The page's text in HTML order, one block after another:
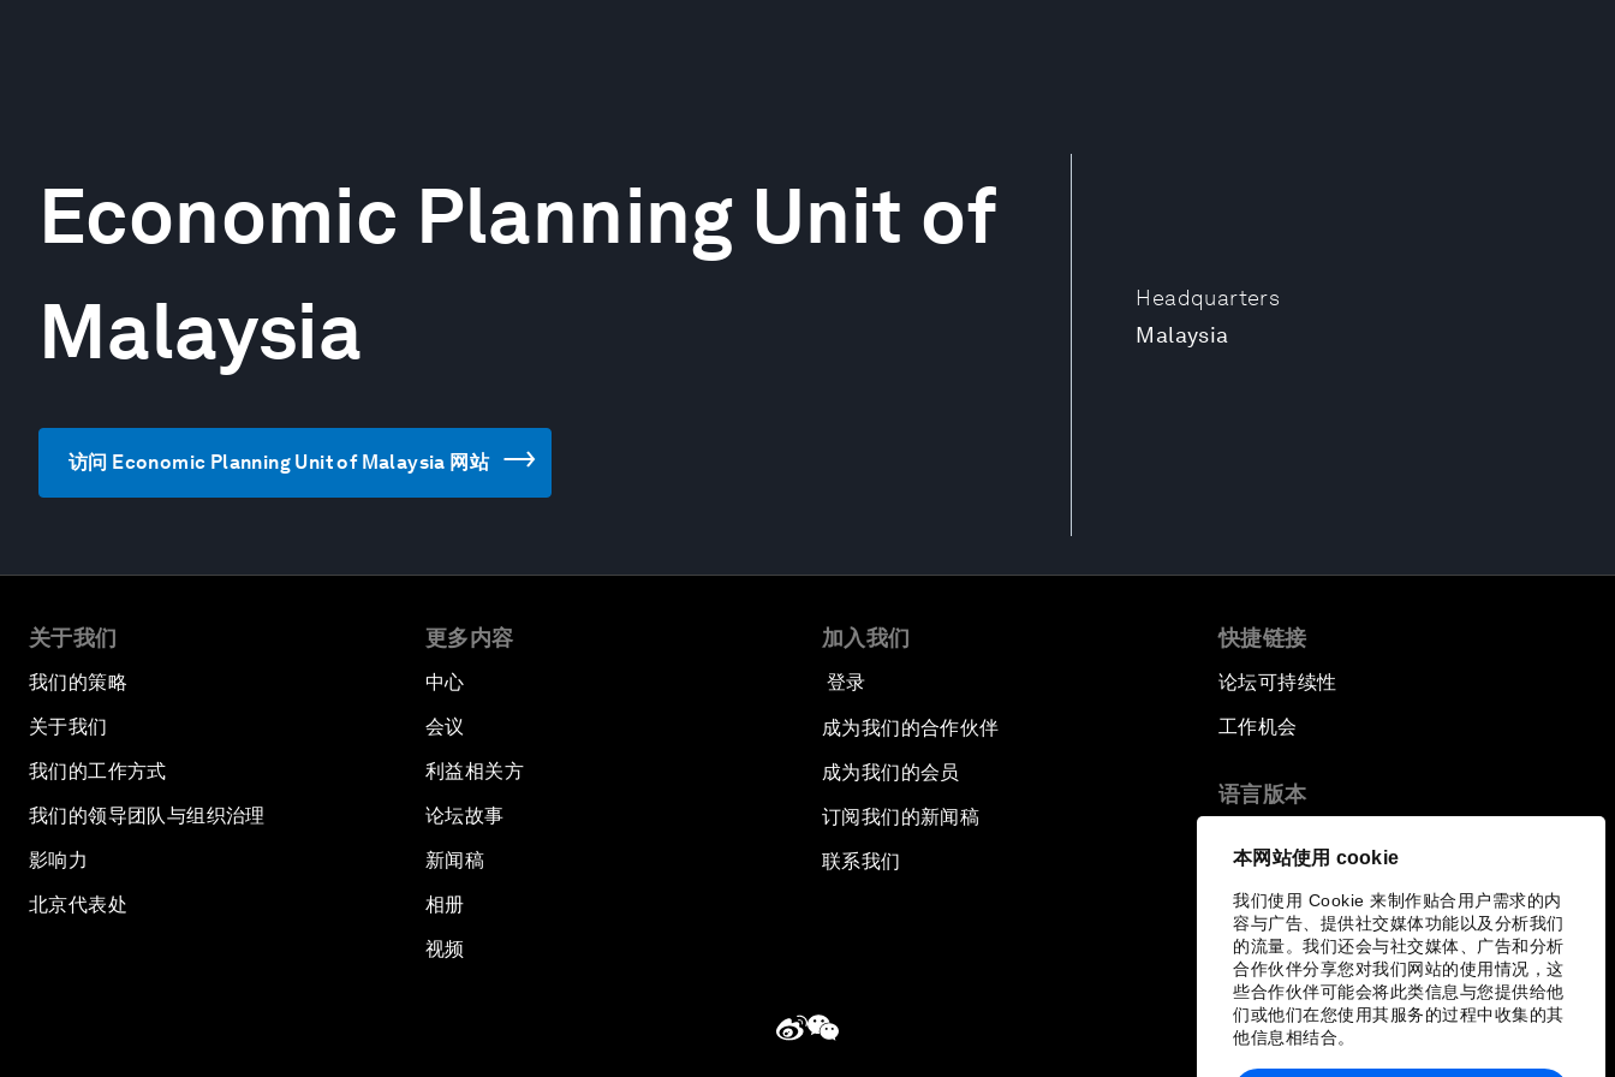
本网站使用 cookie
我们使用 Cookie 来制作贴合用户需求的内
容与广告、提供社交媒体功能以及分析我们
的流量。我们还会与社交媒体、广告和分析
合作伙伴分享您对我们网站的使用情况，这
些合作伙伴可能会将此类信息与您提供给他
们或他们在您使用其服务的过程中收集的其
他信息相结合。
Headquarters
Malaysia
Economic Planning Unit of
Malaysia
访问 Economic Planning Unit of Malaysia 网站
关于我们
我们的策略
关于我们
我们的工作方式
我们的领导团队与组织治理
影响力
北京代表处
更多内容
中心
会议
利益相关方
论坛故事
新闻稿
相册
视频
加入我们
登录
成为我们的合作伙伴
成为我们的会员
订阅我们的新闻稿
联系我们
快捷链接
论坛可持续性
工作机会
语言版本